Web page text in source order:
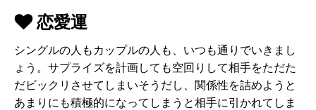
恋愛運
シングルの人もカップルの人も、いつも通りでいきまし
ょう。サプライズを計画しても空回りして相手をただた
だビックリさせてしまいそうだし、関係性を詰めようと
あまりにも積極的になってしまうと相手に引かれてしま